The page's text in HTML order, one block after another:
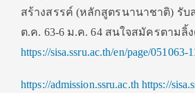
สร้างสรรค์ (หลักสูตรนานาชาติ) รับ
ต.ค. 63-6 ม.ค. 64 สนใจสมัครตามลิ้
https://sisa.ssru.ac.th/en/page/051063-
https://admission.ssru.ac.th https://